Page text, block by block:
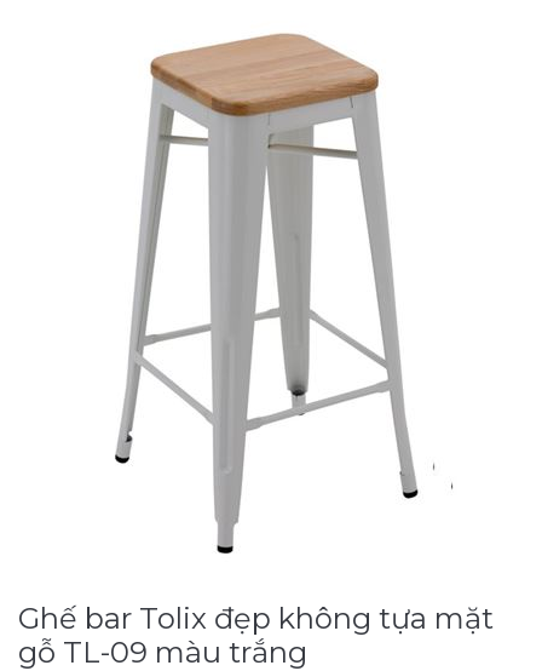
Ghế bar Tolix đẹp không tựa mặt
gỗ TL-09 màu trắng